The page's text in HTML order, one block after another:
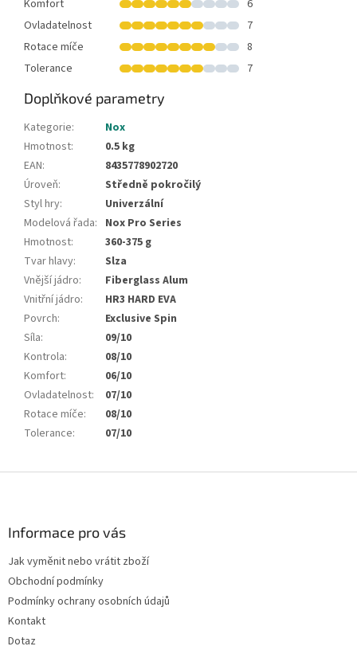
Komfort
6
Ovladatelnost
7
Rotace míče
8
Tolerance
7
Doplňkové parametry
Kategorie:
Nox
Hmotnost:
0.5 kg
EAN:
8435778902720
Úroveň:
Středně pokročilý
Styl hry:
Univerzální
Modelová řada: Nox Pro Series
Hmotnost:
360-375 g
Tvar hlavy:
Slza
Vnější jádro:
Fiberglass Alum
Vnitřní jádro:
HR3 HARD EVA
Povrch:
Exclusive Spin
Síla:
09/10
Kontrola:
08/10
Komfort:
06/10
Ovladatelnost:
07/10
Rotace míče:
08/10
Tolerance: 07/10
Informace pro vás
Jak vyměnit nebo vrátit zboží
Obchodní podmínky
Podmínky ochrany osobních údajů
Kontakt
Dotaz